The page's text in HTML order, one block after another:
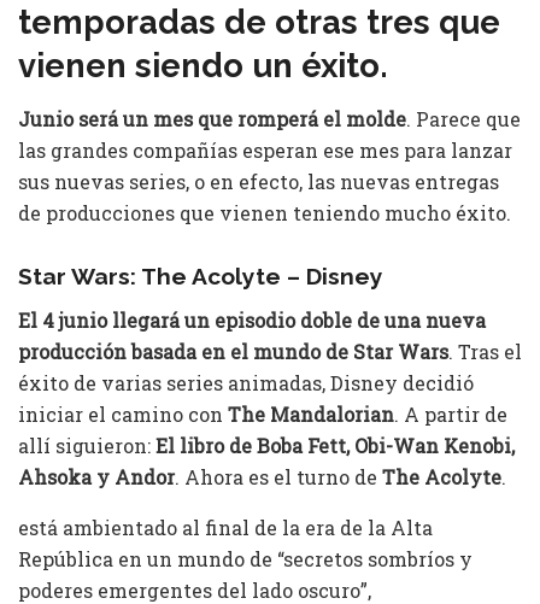
temporadas de otras tres que
vienen siendo un éxito.
Junio será un mes que romperá el molde. Parece que
las grandes compañías esperan ese mes para lanzar
sus nuevas series, o en efecto, las nuevas entregas
de producciones que vienen teniendo mucho éxito.
Star Wars: The Acolyte – Disney
El 4 junio llegará un episodio doble de una nueva
producción basada en el mundo de Star Wars. Tras el
éxito de varias series animadas, Disney decidió
iniciar el camino con The Mandalorian. A partir de
allí siguieron:El libro de Boba Fett, Obi-Wan Kenobi,
Ahsoka y Andor. Ahora es el turno de The Acolyte.
está ambientado al final de la era de la Alta
República en un mundo de “secretos sombríos y
poderes emergentes del lado oscuro”,​